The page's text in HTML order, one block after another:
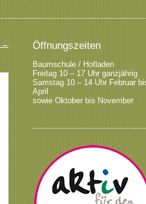
→ Öffnungszeiten
Baumschule / Hofladen
Freitag 10 – 17 Uhr ganzjährig
Samstag 10 – 14 Uhr Februar
April
sowie Oktober bis November